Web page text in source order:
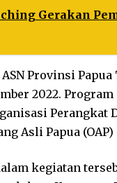
Gerakan
Provinsi Papua
2022.
Perangkat
Asli Papua (OAP)
kegiatan